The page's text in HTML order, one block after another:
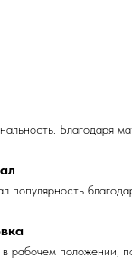
Благодаря
положении,